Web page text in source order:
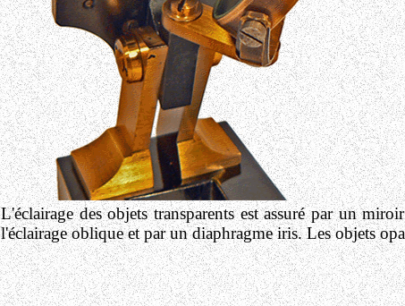
L'éclairage des objets transparents est assuré par un
l'éclairage oblique et par un diaphragme iris. Les objets